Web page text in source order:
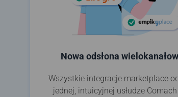
Nowa odsłona
Wszystkie integracje marketplace
jednej, intuicyjnej usłudze Comach